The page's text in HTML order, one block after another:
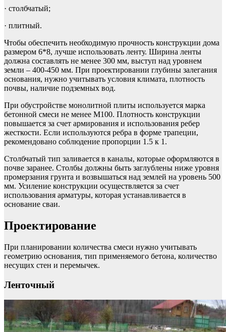
· столбчатый;
· плитный.
Чтобы обеспечить необходимую прочность конструкции дома
размером 6*8, лучше использовать ленту. Ширина ленты
должна составлять не менее 300 мм, выступ над уровнем
земли – 400-450 мм. При проектировании глубины залегания
основания, нужно учитывать условия климата, плотность
почвы, наличие подземных вод.
При обустройстве монолитной плиты используется марка
бетонной смеси не менее М100. Плотность конструкции
повышается за счет армирования и использования ребер
жесткости. Если используются ребра в форме трапеции,
рекомендовано соблюдение пропорции 1.5 к 1.
Столбчатый тип заливается в каналы, которые оформляются в
почве заранее. Столбы должны быть заглублены ниже уровня
промерзания грунта и возвышаться над землей на уровень 500
мм. Усиление конструкции осуществляется за счет
использования арматуры, которая устанавливается в
основание сваи.
Проектирование
При планировании количества смеси нужно учитывать
геометрию основания, тип применяемого бетона, количество
несущих стен и перемычек.
Ленточный